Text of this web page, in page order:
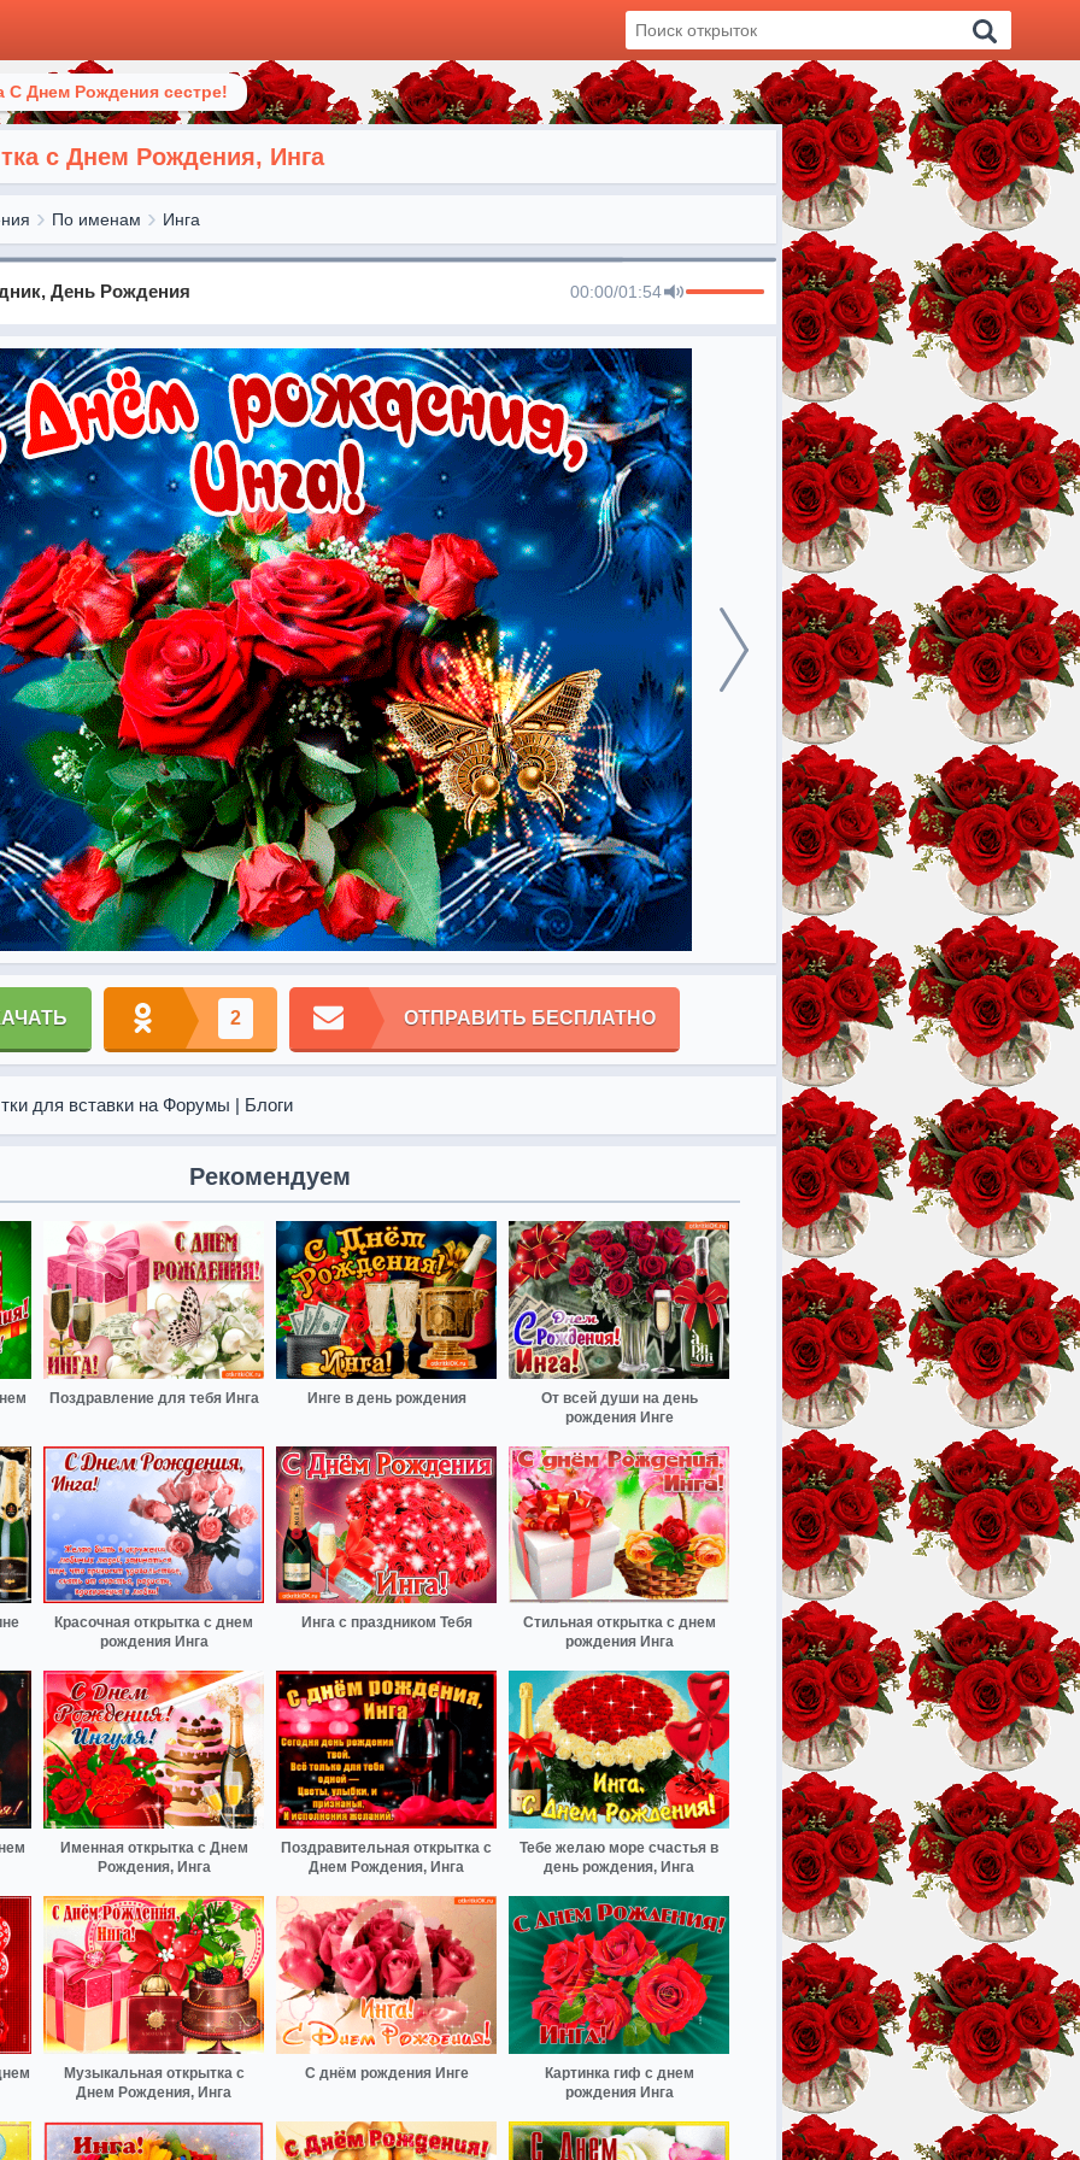
С Днем Рождения сестре!
с Днем Рождения, Инга
По именам Инга
День Рождения 00:00/01:54
2 ОТПРАВИТЬ БЕСПЛАТНО
для вставки на Форумы | Блоги
Рекомендуем
Поздравление для тебя Инга Инге в день рождения
От всей души на день
рождения Инге
Красочная открытка с днем
рождения Инга
Инга с праздником Тебя
Стильная открытка с днем
рождения Инга
Именная открытка с Днем
Рождения, Инга
Поздравительная открытка с
Днем Рождения, Инга
Тебе желаю море счастья в
день рождения, Инга
Музыкальная открытка с
Днем Рождения, Инга
С днём рождения Инге
Картинка гиф с днем
рождения Инга